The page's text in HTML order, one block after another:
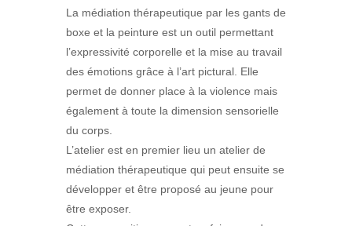
La médiation thérapeutique par les gants de
boxe et la peinture est un outil permettant
l’expressivité corporelle et la mise au travail
des émotions grâce à l’art pictural. Elle
permet de donner place à la violence mais
également à toute la dimension sensorielle
du corps.
L’atelier est en premier lieu un atelier de
médiation thérapeutique qui peut ensuite se
développer et être proposé au jeune pour
être exposer.